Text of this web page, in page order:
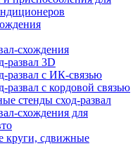
схождения
развал 3D
развал с ИК-связью
развал с кордовой связью
стенды сход-развал
схождения для
круги, сдвижные